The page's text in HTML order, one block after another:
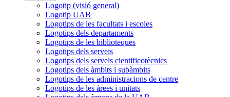
Logotip (visió general)
Logotip UAB
Logotips de les facultats i escoles
Logotips dels departaments
Logotips de les biblioteques
Logotips dels serveis
Logotips dels serveis cientificotècnics
Logotips dels àmbits i subàmbits
Logotips de les administracions de centre
Logotips de les àrees i unitats